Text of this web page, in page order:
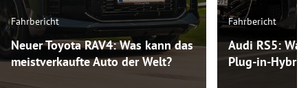
Fahrbericht
Neuer Toyota RAV4: Was kann das
meistverkaufte Auto der Welt?
Fahrbericht
Audi RS5:
Plug-in-